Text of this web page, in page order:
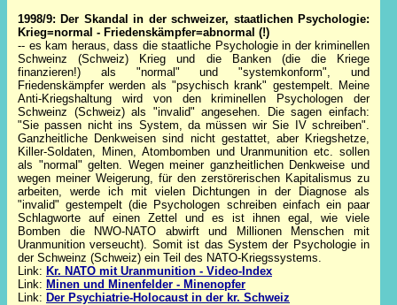
1998/9: Der Skandal in der schweizer, staatlichen Psychologie:
Krieg=normal - Friedenskämpfer=abnormal (!)
-- es kam heraus, dass die staatliche Psychologie in der kriminellen
Schweinz (Schweiz) Krieg und die Banken (die die Kriege
finanzieren!) als "normal" und "systemkonform", und
Friedenskämpfer werden als "psychisch krank" gestempelt. Meine
Anti-Kriegshaltung wird von den kriminellen Psychologen der
Schweinz (Schweiz) als "invalid" angesehen. Die sagen einfach:
"Sie passen nicht ins System, da müssen wir Sie IV schreiben".
Ganzheitliche Denkweisen sind nicht gestattet, aber Kriegshetze,
Killer-Soldaten, Minen, Atombomben und Uranmunition etc. sollen
als "normal" gelten. Wegen meiner ganzheitlichen Denkweise und
wegen meiner Weigerung, für den zerstörerischen Kapitalismus zu
arbeiten, werde ich mit vielen Dichtungen in der Diagnose als
"invalid" gestempelt (die Psychologen schreiben einfach ein paar
Schlagworte auf einen Zettel und es ist ihnen egal, wie viele
Bomben die NWO-NATO abwirft und Millionen Menschen mit
Uranmunition verseucht). Somit ist das System der Psychologie in
der Schweinz (Schweiz) ein Teil des NATO-Kriegssystems.
Link: Kr. NATO mit Uranmunition - Video-Index
Link: Minen und Minenfelder - Minenopfer
Link: Der Psychiatrie-Holocaust in der kr. Schweiz